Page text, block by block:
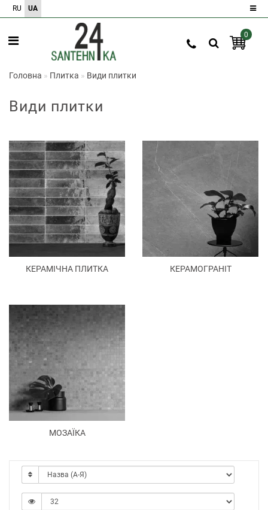
RU UA
Реєстрація 0
Головна Плитка Види плитки
Види плитки
КЕРАМІЧНА ПЛИТКА КЕРАМОГРАНІТ
МОЗАЇКА